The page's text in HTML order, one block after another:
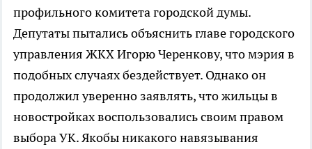
профильного комитета городской думы.
Депутаты пытались объяснить главе городского
управления ЖКХ Игорю Черенкову, что мэрия в
подобных случаях бездействует. Однако он
продолжил уверенно заявлять, что жильцы в
новостройках воспользовались своим правом
выбора УК. Якобы никакого навязывания